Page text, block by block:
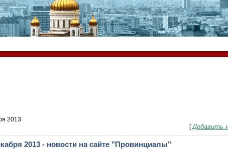
2013
[Добавить
2013 - новости на сайте "Провинциалы"